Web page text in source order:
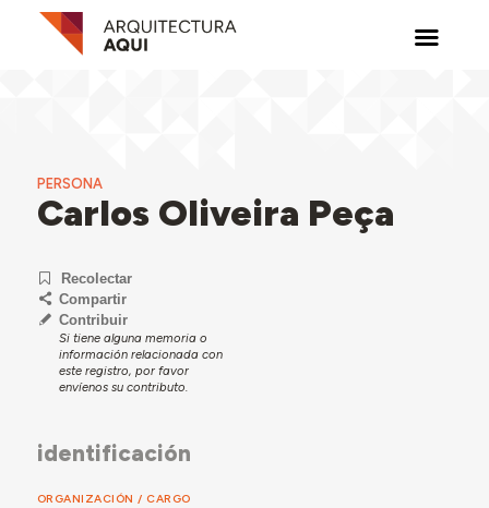
PERSONA
Carlos Oliveira Peça
Recolectar
Compartir
Contribuir
Si tiene alguna memoria o
información relacionada con
este registro, por favor
envíenos su contributo.
identificación
ORGANIZACIÓN / CARGO